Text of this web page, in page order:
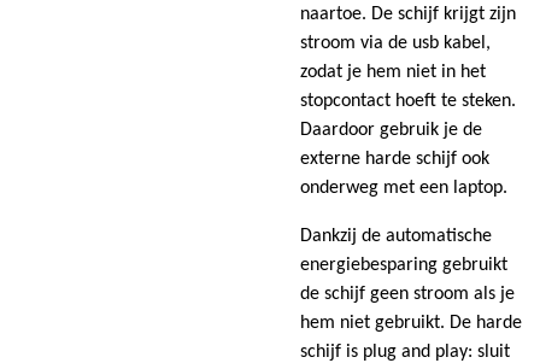
naartoe. De schijf krijgt zijn
stroom via de usb kabel,
zodat je hem niet in het
stopcontact hoeft te steken.
Daardoor gebruik je de
externe harde schijf ook
onderweg met een laptop.
Dankzij de automatische
energiebesparing gebruikt
de schijf geen stroom als je
hem niet gebruikt. De harde
schijf is plug and play: sluit